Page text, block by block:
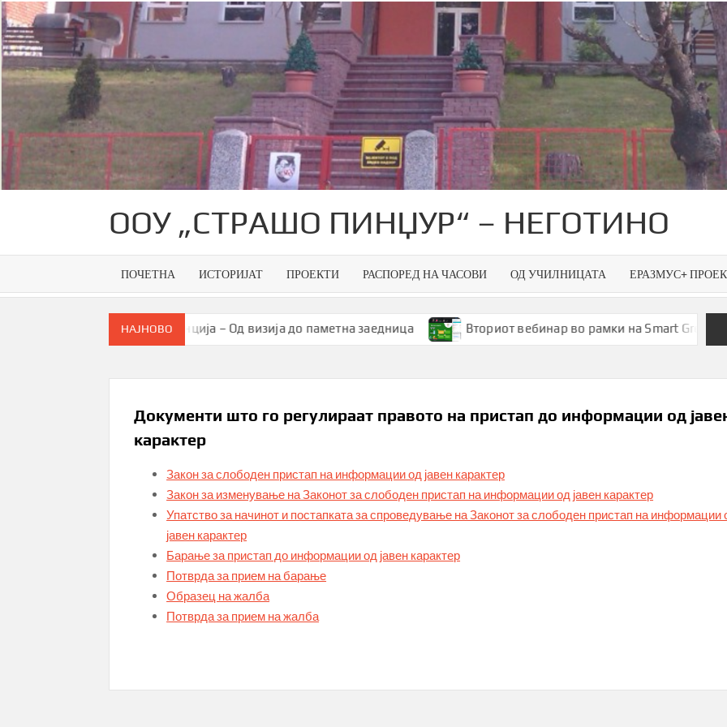
Skip
to
content
ООУ „СТРАШО ПИНЏУР“ – НЕГОТИНО
ПОЧЕТНА ИСТОРИЈАТ ПРОЕКТИ РАСПОРЕД НА ЧАСОВИ ОД УЧИЛНИЦАТА ЕРАЗМУС+
НАЈНОВО
Конференција – Од визија до паметна заедница Вториот вебинар во рамки на Smart Green Spaces –
Документи што го регулираат правото на пристап до информации од
карактер
Закон за слободен пристап на информации од јавен карактер
Закон за изменување на Законот за слободен пристап на информации од јавен карактер
Упатство за начинот и постапката за спроведување на Законот за слободен пристап на информации
јавен карактер
Барање за пристап до информации од јавен карактер
Потврда за прием на барање
Образец на жалба
Потврда за прием на жалба